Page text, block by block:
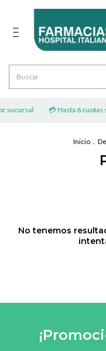
sucursal 💳 Hasta 6 cuotas
Inicio .
No tenemos